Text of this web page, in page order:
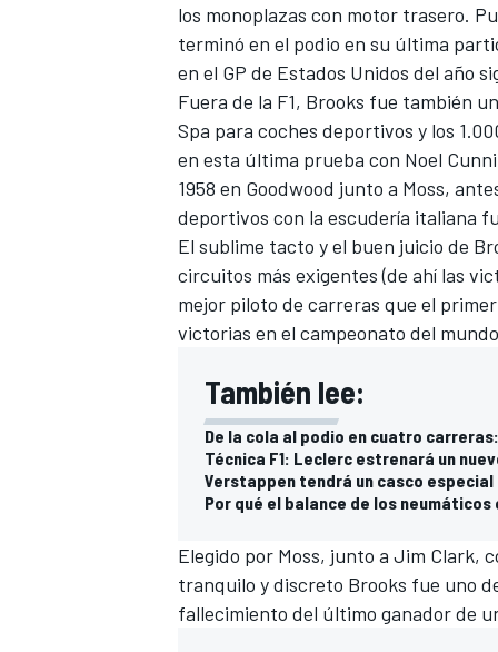
los monoplazas con motor trasero.
terminó en el podio en su última
en el GP de Estados Unidos del año
Fuera de la F1, Brooks fue también
Spa para coches deportivos y los
en esta última prueba con Noel
1958 en Goodwood junto a Moss,
deportivos con la escudería italiana
El sublime tacto y el buen juicio de
circuitos más exigentes (de ahí las
mejor piloto de carreras que el
victorias en el campeonato del
También lee:
De la cola al podio en cuatro
Técnica F1: Leclerc estrenará un
Verstappen tendrá un casco especial
Por qué el balance de los neumáticos
Elegido por Moss, junto a Jim Clark,
tranquilo y discreto Brooks fue uno
fallecimiento del último ganador de